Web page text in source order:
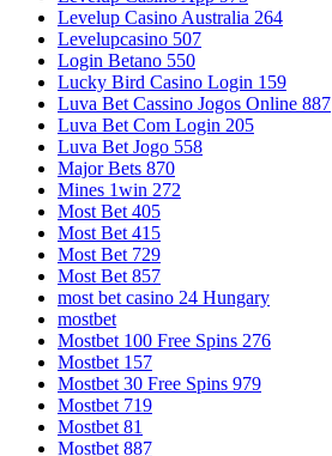
Levelup Casino Australia 264
Levelupcasino 507
Login Betano 550
Lucky Bird Casino Login 159
Luva Bet Cassino Jogos Online 887
Luva Bet Com Login 205
Luva Bet Jogo 558
Major Bets 870
Mines 1win 272
Most Bet 405
Most Bet 415
Most Bet 729
Most Bet 857
most bet casino 24 Hungary
mostbet
Mostbet 100 Free Spins 276
Mostbet 157
Mostbet 30 Free Spins 979
Mostbet 719
Mostbet 81
Mostbet 887